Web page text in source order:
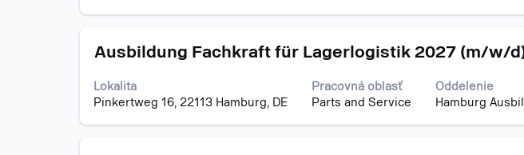
o
pozícii.
Názov
Ausbildung Fachkraft für Lagerlogistik 2027 (m/w/
Lokalita
Pinkertweg 16, 22113 Hamburg, DE
Pracovná oblasť
Parts and Service
Oddelenie
Hamburg
Stlačte
na
zobrazenie
obsahu